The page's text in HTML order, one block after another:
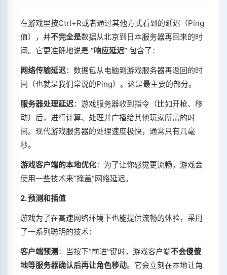
在游戏里按Ctrl+R或者通过其他方式看到的延迟（Ping
值），并不完全是数据从北京到日本服务器再回来的时
间。它更准确地说是 “响应延迟” 包含了：
网络传输延迟：数据包从电脑到游戏服务器再返回的时
间（也就是我们常说的Ping）。这是最主要的部分。
服务器处理延迟：游戏服务器收到指令（比如开枪、移
动）后，进行计算、处理并广播给其他玩家所需的时
间。现代游戏服务器的处理速度极快，通常只有几毫
秒。
游戏客户端的本地优化：为了让你感觉更流畅，游戏会
使用一些技术来“掩盖”网络延迟。
2. 预测和插值
游戏为了在高速网络环境下也能提供流畅的体验，采用
了一系列聪明的技术：
客户端预测 ：当按下“前进”键时，游戏客户端不会傻傻
地等服务器确认后再让角色移动。它会立刻在本地让角